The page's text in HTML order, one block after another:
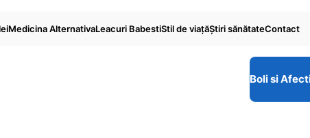
Medicina AlternativaLeacuri BabestiStil de viaţăŞtiri sănătateContact
Boli si